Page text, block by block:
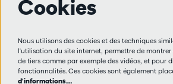
Règlement des
Vie privée
Cookies
Nous utilisons des cookies et des techniques
l'utilisation du site internet, permettre de
de tiers comme par exemple des vidéos, et pour
fonctionnalités. Ces cookies sont également
d'informations…